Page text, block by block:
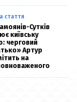
стаття
Сутків
київську
черговий
Артур
на